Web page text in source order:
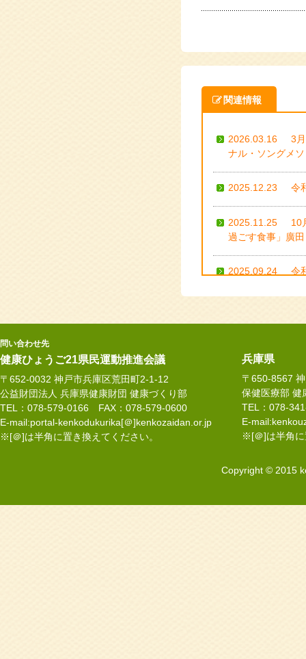
関連情報
2026.03.16
3
ナル・ソングメ
2025.12.23 令
2025.11.25
10
過ごす食事」廣
2025.09.24 令
2025.07.29
2025.05.29
5
子 氏
2025.05.29
4
問い合わせ先
健康ひょうご21県民運動推進会議
〒652-0032 神戸市兵庫区荒田町2-1-12
公益財団法人 兵庫県健康財団 健康づくり部
TEL：078-579-0166 FAX：078-579-0600
E-mail:portal-kenkodukurika[＠]kenkozaidan.or.jp
※[＠]は半角に置き換えてください。
兵庫県
〒650-8567
保健医療部 健
TEL：078-
E-
※[＠]は半角に
Copyright © 2015